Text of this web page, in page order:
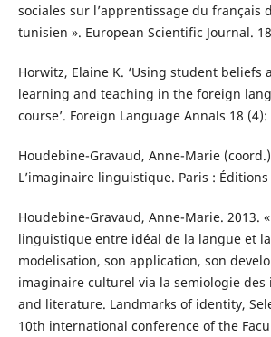
sociales sur l’apprentissage du français
tunisien ». European Scientific Journal.
Horwitz, Elaine K. ‘Using student beliefs
learning and teaching in the foreign
course’. Foreign Language Annals 18 (4):
Houdebine-Gravaud, Anne-Marie
L’imaginaire linguistique. Paris : Éditions
Houdebine-Gravaud, Anne-Marie. 2013.
linguistique entre idéal de la langue et
modelisation, son application, son
imaginaire culturel via la semiologie des
and literature. Landmarks of identity,
10th international conference of the